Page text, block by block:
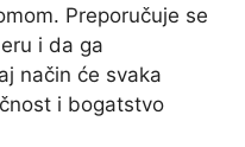
Preporučuje se
i da ga
način će svaka
i bogatstvo